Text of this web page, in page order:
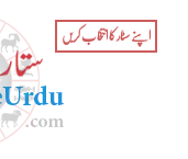
اپنے سٹار کا انتخاب کریں